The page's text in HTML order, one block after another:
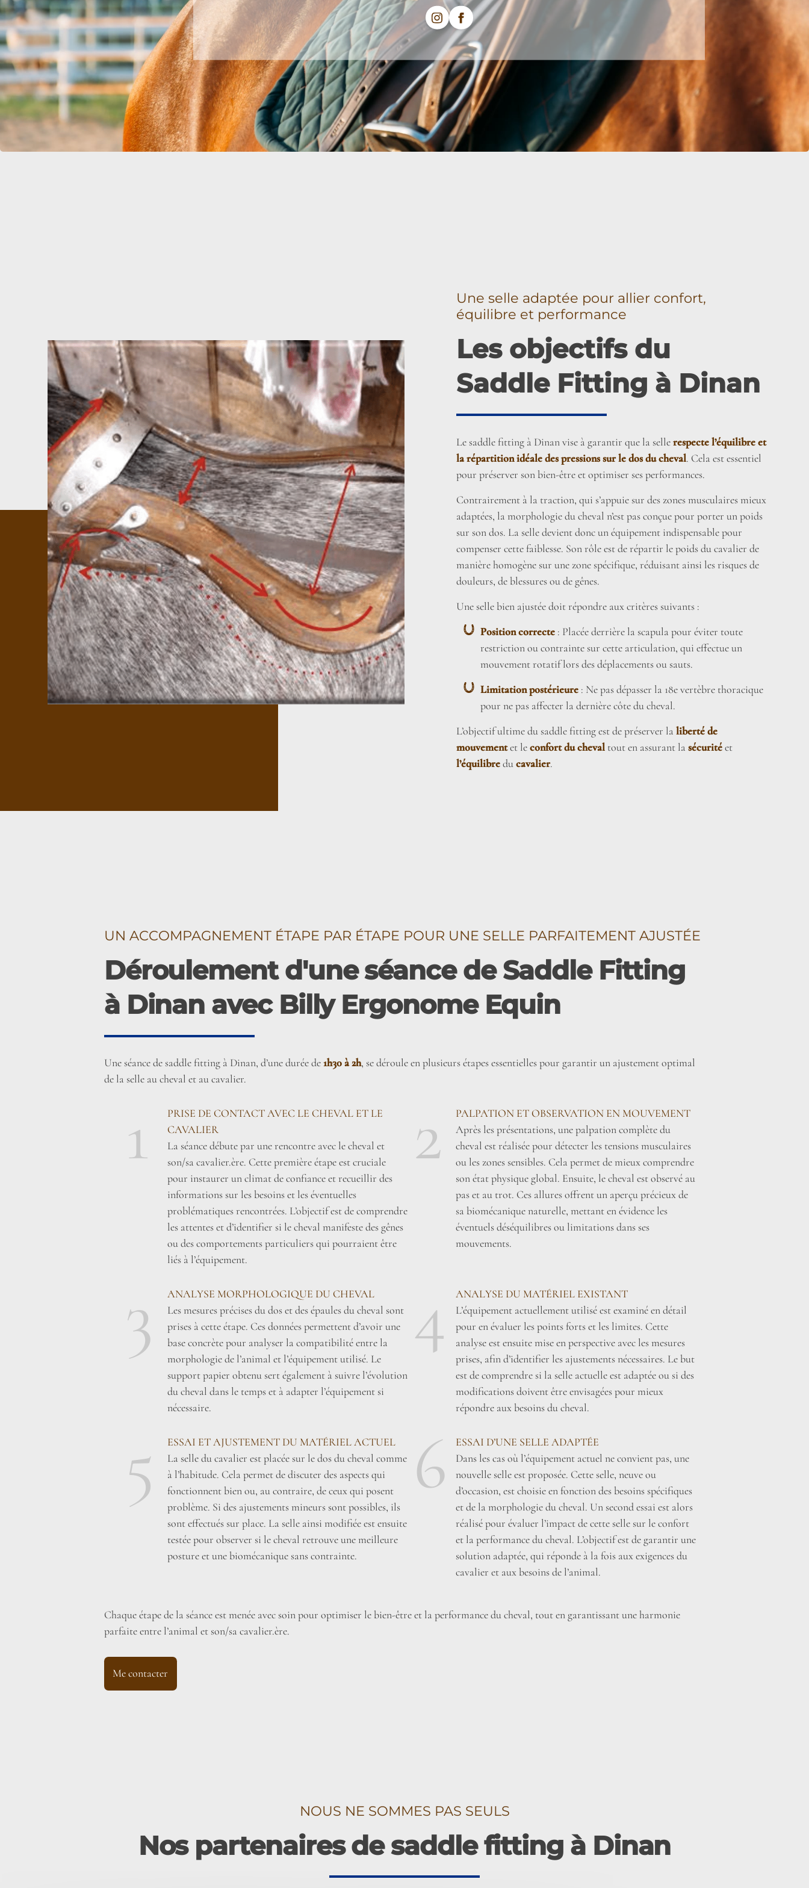
Une selle adaptée pour allier confort,
équilibre et performance
Les objectifs du
Saddle Fitting à Dinan
Le saddle fitting à Dinan vise à garantir que la sellerespecte l’équilibre et
la répartition idéale des pressions sur le dos du cheval. Cela est essentiel
pour préserver son bien-être et optimiser ses performances.
Contrairement à la traction, qui s’appuie sur des zones musculaires mieux
adaptées, la morphologie du cheval n’est pas conçue pour porter un poids
sur son dos. La selle devient donc un équipement indispensable pour
compenser cette faiblesse. Son rôle est de répartir le poids du cavalier de
manière homogène sur une zone spécifique, réduisant ainsi les risques de
douleurs, de blessures ou de gênes.
Une selle bien ajustée doit répondre aux critères suivants :
Position correcte : Placée derrière la scapula pour éviter toute
restriction ou contrainte sur cette articulation, qui effectue un
mouvement rotatif lors des déplacements ou sauts.
Limitation postérieure : Ne pas dépasser la 18e vertèbre thoracique
pour ne pas affecter la dernière côte du cheval.
L’objectif ultime du saddle fitting est de préserver laliberté de
mouvementet leconfort du cheval tout en assurant lasécuritéet
l’équilibreducavalier.
UN ACCOMPAGNEMENT ÉTAPE PAR ÉTAPE POUR UNE SELLE PARFAITEMENT AJUSTÉE
Déroulement d'une séance de Saddle Fitting
à Dinan avec Billy Ergonome Equin
Une séance de saddle fitting à Dinan, d’une durée de1h30 à 2h, se déroule en plusieurs étapes essentielles pour garantir un ajustement optimal
de la selle au cheval et au cavalier.
1
PRISE DE CONTACT AVEC LE CHEVAL ET LE
CAVALIER
La séance débute par une rencontre avec le cheval et
son/sa cavalier.ère. Cette première étape est cruciale
pour instaurer un climat de confiance et recueillir des
informations sur les besoins et les éventuelles
problématiques rencontrées. L’objectif est de comprendre
les attentes et d’identifier si le cheval manifeste des gênes
ou des comportements particuliers qui pourraient être
liés à l’équipement.
2
PALPATION ET OBSERVATION EN MOUVEMENT
Après les présentations, une palpation complète du
cheval est réalisée pour détecter les tensions musculaires
ou les zones sensibles. Cela permet de mieux comprendre
son état physique global. Ensuite, le cheval est observé au
pas et au trot. Ces allures offrent un aperçu précieux de
sa biomécanique naturelle, mettant en évidence les
éventuels déséquilibres ou limitations dans ses
mouvements.
3
ANALYSE MORPHOLOGIQUE DU CHEVAL
Les mesures précises du dos et des épaules du cheval sont
prises à cette étape. Ces données permettent d’avoir une
base concrète pour analyser la compatibilité entre la
morphologie de l’animal et l’équipement utilisé. Le
support papier obtenu sert également à suivre l’évolution
du cheval dans le temps et à adapter l’équipement si
nécessaire.
4
ANALYSE DU MATÉRIEL EXISTANT
L’équipement actuellement utilisé est examiné en détail
pour en évaluer les points forts et les limites. Cette
analyse est ensuite mise en perspective avec les mesures
prises, afin d’identifier les ajustements nécessaires. Le but
est de comprendre si la selle actuelle est adaptée ou si des
modifications doivent être envisagées pour mieux
répondre aux besoins du cheval.
5
ESSAI ET AJUSTEMENT DU MATÉRIEL ACTUEL
La selle du cavalier est placée sur le dos du cheval comme
à l’habitude. Cela permet de discuter des aspects qui
fonctionnent bien ou, au contraire, de ceux qui posent
problème. Si des ajustements mineurs sont possibles, ils
sont effectués sur place. La selle ainsi modifiée est ensuite
testée pour observer si le cheval retrouve une meilleure
posture et une biomécanique sans contrainte.
6
ESSAI D’UNE SELLE ADAPTÉE
Dans les cas où l’équipement actuel ne convient pas, une
nouvelle selle est proposée. Cette selle, neuve ou
d’occasion, est choisie en fonction des besoins spécifiques
et de la morphologie du cheval. Un second essai est alors
réalisé pour évaluer l’impact de cette selle sur le confort
et la performance du cheval. L’objectif est de garantir une
solution adaptée, qui réponde à la fois aux exigences du
cavalier et aux besoins de l’animal.
Chaque étape de la séance est menée avec soin pour optimiser le bien-être et la performance du cheval, tout en garantissant une harmonie
parfaite entre l’animal et son/sa cavalier.ère.
Me contacter
NOUS NE SOMMES PAS SEULS
Nos partenaires de saddle fitting à Dinan